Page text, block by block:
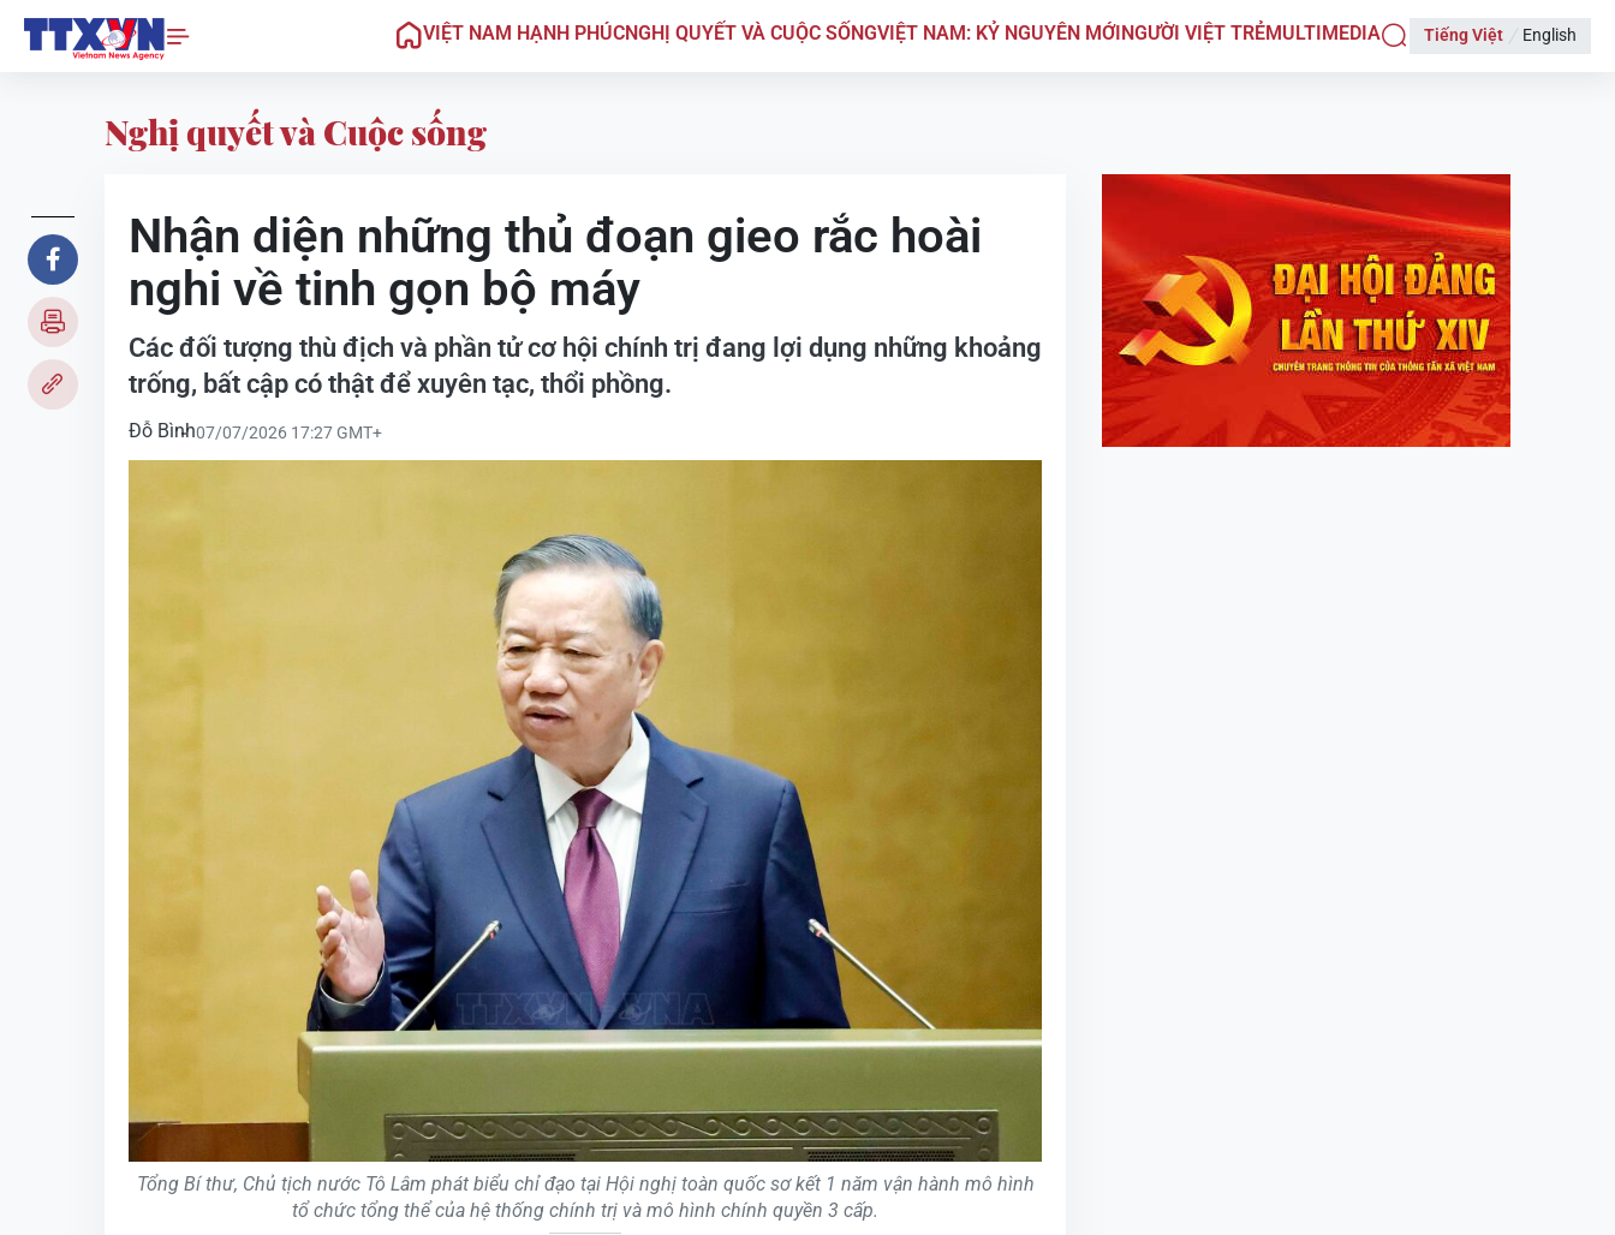
VIỆT NAM HẠNH PHÚCNGHỊ QUYẾT VÀ CUỘC SỐNGVIỆT NAM: KỶ NGUYÊN MỚINGƯỜI VIỆT TRẺMULTIMEDIA Tiếng Việt English
Nghị quyết và Cuộc sống
Nhận diện những thủ đoạn gieo rắc hoài
nghi về tinh gọn bộ máy
Các đối tượng thù địch và phần tử cơ hội chính trị đang lợi dụng những khoảng
trống, bất cập có thật để xuyên tạc, thổi phồng.
Đỗ Bình07/07/2026 17:27 GMT+
Tổng Bí thư, Chủ tịch nước Tô Lâm phát biểu chỉ đạo tại Hội nghị toàn quốc sơ kết 1 năm vận hành mô hình
tổ chức tổng thể của hệ thống chính trị và mô hình chính quyền 3 cấp.